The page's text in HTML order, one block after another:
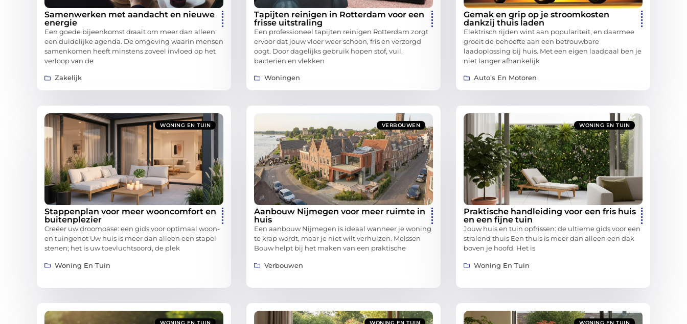
Samenwerken met aandacht en nieuwe
energie
Een goede bijeenkomst draait om meer dan alleen
een duidelijke agenda. De omgeving waarin mensen
samenkomen heeft minstens zoveel invloed op het
verloop van de
Zakelijk
Tapijten reinigen in Rotterdam voor een
frisse uitstraling
Een professioneel tapijten reinigen Rotterdam zorgt
ervoor dat jouw vloer weer schoon, fris en verzorgd
oogt. Door dagelijks gebruik hopen stof, vuil,
bacteriën en vlekken
Woningen
Gemak en grip op je stroomkosten
dankzij thuis laden
Elektrisch rijden wint aan populariteit, en daarmee
groeit de behoefte aan een betrouwbare
laadoplossing bij huis. Met een eigen laadpaal ben je
niet langer afhankelijk
Auto’s En Motoren
WONING EN TUIN
Stappenplan voor meer wooncomfort en
buitenplezier
Creëer uw droomoase: een gids voor optimaal woon-
en tuingenot Uw huis is meer dan alleen een stapel
stenen; het is uw toevluchtsoord, de plek
Woning En Tuin
VERBOUWEN
Aanbouw Nijmegen voor meer ruimte in
huis
Een aanbouw Nijmegen is ideaal wanneer je woning
te krap wordt, maar je niet wilt verhuizen. Melssen
Bouw helpt bij het maken van een praktische
Verbouwen
WONING EN TUIN
Praktische handleiding voor een fris huis
en een fijne tuin
Jouw huis en tuin opfrissen: de ultieme gids voor een
stralend thuis Een thuis is meer dan alleen een dak
boven je hoofd. Het is
Woning En Tuin
WONING EN TUIN WONING EN TUIN WONING EN TUIN